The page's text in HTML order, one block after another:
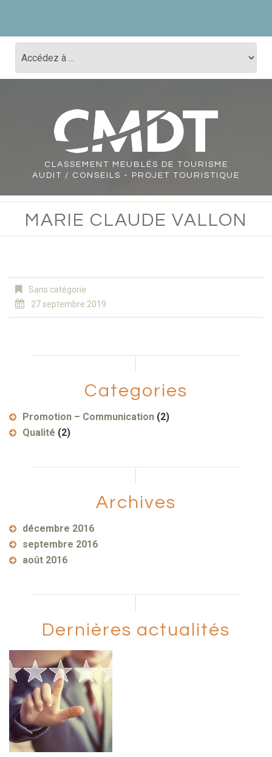
CLASSEMENT
MEUBLÉS DE TOURISME
AUDIT / CONSEILS - PROJET TOURISTIQUE
MARIE CLAUDE VALLON
Sans catégorie
27 septembre 2019
Categories
Promotion – Communication (2)
Qualité (2)
Archives
décembre 2016
septembre 2016
août 2016
Dernières actualités